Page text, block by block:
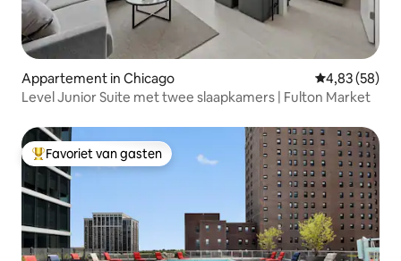
Appartement in Chicago Gemiddelde
4,83 (58)
Level Junior Suite met twee slaapkamers | Fulton Market
Topfavoriet van gasten
Favoriet van gasten